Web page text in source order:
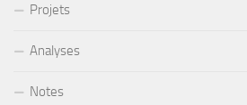
Projets
Analyses
Notes